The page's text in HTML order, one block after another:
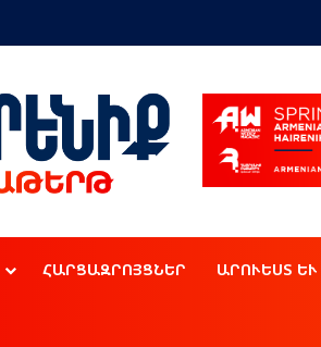
ՀԱՐՑԱԶՐՈՅՑՆԵՐ ԱՐՈՒԵՍՏ